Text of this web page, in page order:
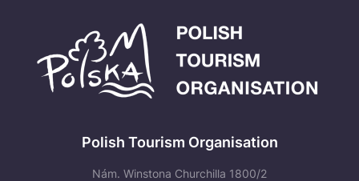
Polish Tourism Organisation
Nám. Winstona Churchilla 1800/2